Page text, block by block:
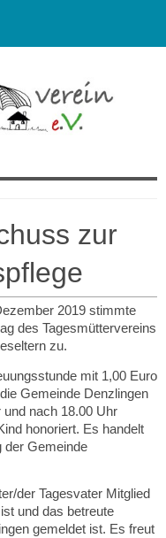
zur
2019 stimmte
des Tagesmüttervereins
zu.
mit 1,00 Euro
Gemeinde Denzlingen
nach 18.00 Uhr
honoriert. Es handelt
der Gemeinde
der Tagesvater Mitglied
und das betreute
gemeldet ist. Es freut